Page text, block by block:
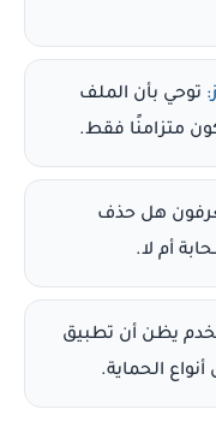
توحي بأن الملف
متزامنًا فقط.
هل حذف
أم لا.
يظن أن تطبيق
الحماية.